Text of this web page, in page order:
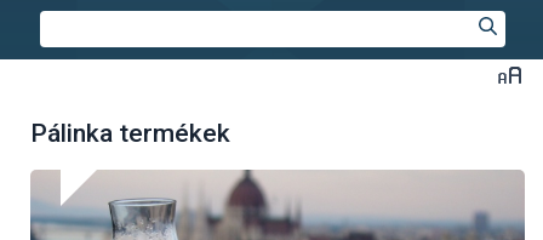
Pálinka termékek